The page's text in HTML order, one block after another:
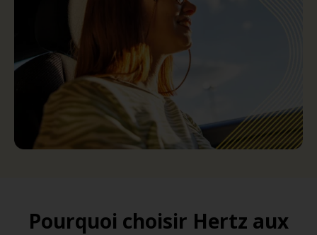
Pourquoi choisir Hertz aux